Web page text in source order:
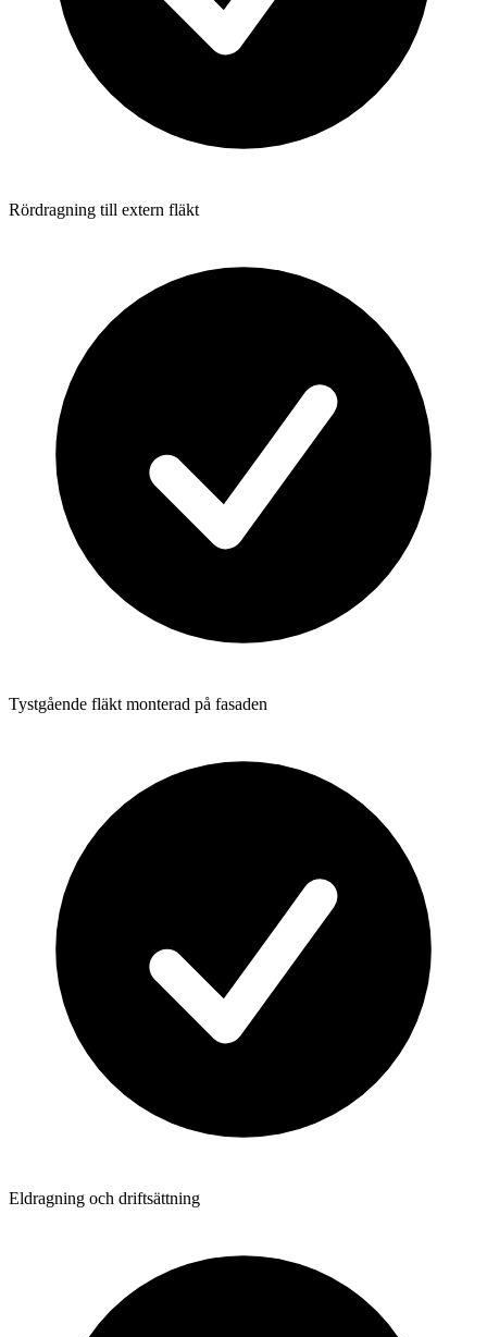
Rördragning till extern fläkt
Tystgående fläkt monterad på fasaden
Eldragning och driftsättning